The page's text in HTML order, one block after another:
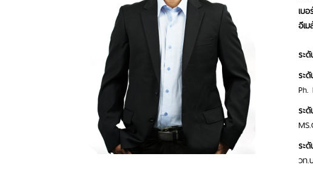
เบอ
อีเม
ระ
ระ
Ph.
ระ
ระ
วท.